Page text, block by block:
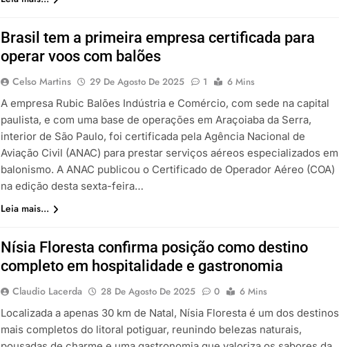
Brasil tem a primeira empresa certificada para
operar voos com balões
Celso Martins 29 De Agosto De 2025 1
6 Mins
A empresa Rubic Balões Indústria e Comércio, com sede na capital
paulista, e com uma base de operações em Araçoiaba da Serra,
interior de São Paulo, foi certificada pela Agência Nacional de
Aviação Civil (ANAC) para prestar serviços aéreos especializados em
balonismo. A ANAC publicou o Certificado de Operador Aéreo (COA)
na edição desta sexta-feira…
Leia mais...
Nísia Floresta confirma posição como destino
completo em hospitalidade e gastronomia
Claudio Lacerda 28 De Agosto De 2025 0
6 Mins
Localizada a apenas 30 km de Natal, Nísia Floresta é um dos destinos
mais completos do litoral potiguar, reunindo belezas naturais,